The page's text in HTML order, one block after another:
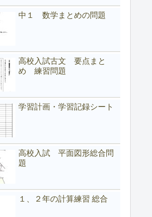
中１ 数学まとめの問題
高校入試古文 要点まと
め 練習問題
学習計画・学習記録シート
高校入試 平面図形総合問
題
１、２年の計算練習 総合